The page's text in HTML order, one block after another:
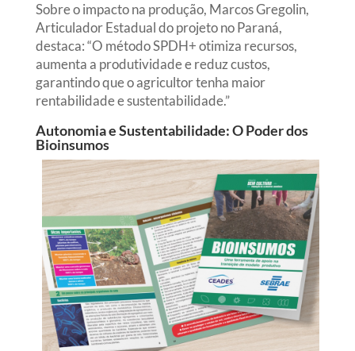
Sobre o impacto na produção, Marcos Gregolin,
Articulador Estadual do projeto no Paraná,
destaca: “O método SPDH+ otimiza recursos,
aumenta a produtividade e reduz custos,
garantindo que o agricultor tenha maior
rentabilidade e sustentabilidade.”
Autonomia e Sustentabilidade: O Poder dos
Bioinsumos